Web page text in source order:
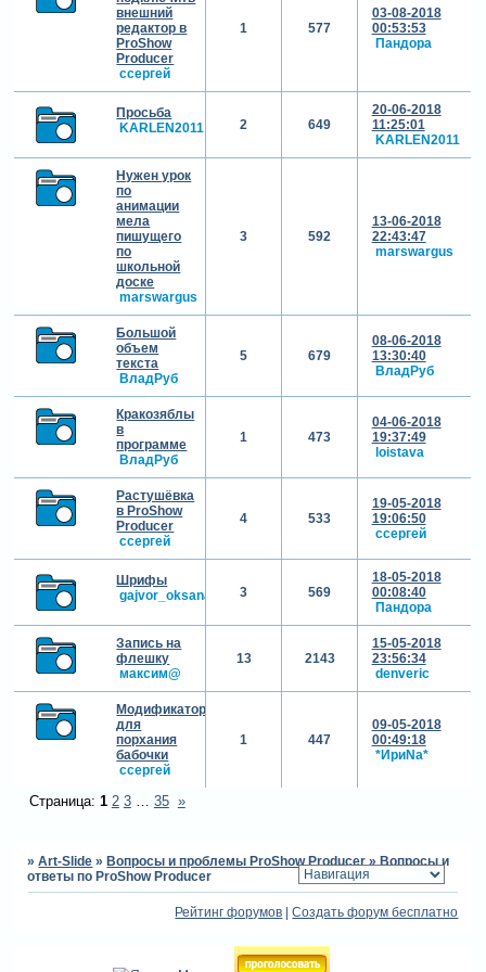
внешний
редактор в
ProShow
Producer
cсергей
1 577
03-08-2018
00:53:53
Пандора
Просьба
KARLEN2011
2 649
20-06-2018
11:25:01
KARLEN2011
Нужен урок
по
анимации
мела
пишущего
по
школьной
доске
marswargus
3 592
13-06-2018
22:43:47
marswargus
Большой
объем
текста
ВладРуб
5 679
08-06-2018
13:30:40
ВладРуб
Кракозяблы
в
программе
ВладРуб
1 473
04-06-2018
19:37:49
loistava
Растушёвка
в ProShow
Producer
cсергей
4 533
19-05-2018
19:06:50
cсергей
Шрифы
gajvor_oksana
3 569
18-05-2018
00:08:40
Пандора
Запись на
флешку
максим@
13 2143
15-05-2018
23:56:34
denveric
Модификаторы
для
порхания
бабочки
cсергей
1 447
09-05-2018
00:49:18
*ИриNа*
Страница: 1 2 3 … 35 »
»Art-Slide »Вопросы и проблемы ProShow Producer »Вопросы и
ответы по ProShow Producer
Рейтинг форумов |Создать форум бесплатно